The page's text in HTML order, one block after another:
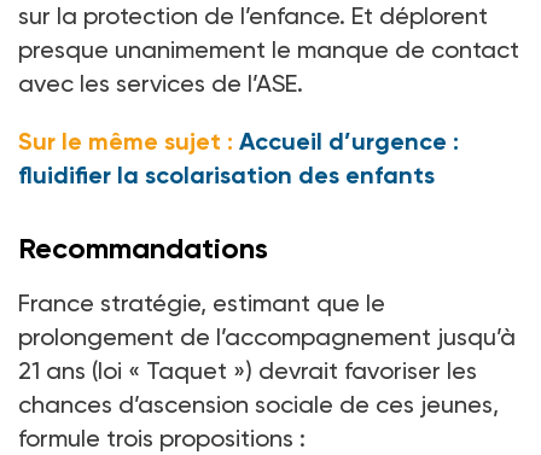
sur la protection de l’enfance. Et déplorent
presque unanimement le manque de contact
avec les services de l’ASE.
Sur le même sujet : Accueil d’urgence :
fluidifier la scolarisation des enfants
Recommandations
France stratégie, estimant que le
prolongement de l’accompagnement jusqu’à
21 ans (loi « Taquet ») devrait favoriser les
chances d’ascension sociale de ces jeunes,
formule trois propositions :